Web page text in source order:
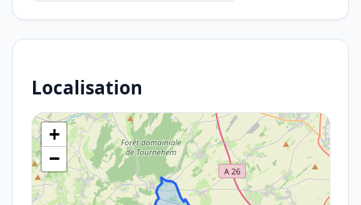
Localisation
+
−